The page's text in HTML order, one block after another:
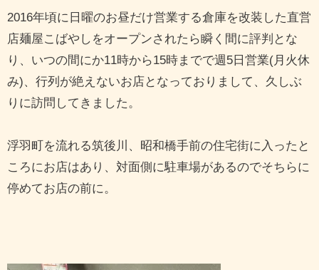
2016年頃に日曜のお昼だけ営業する倉庫を改装した直営
店麺屋こばやしをオープンされたら瞬く間に評判とな
り、いつの間にか11時から15時までで週5日営業(月火休
み)、行列が絶えないお店となっておりまして、久しぶ
りに訪問してきました。
浮羽町を流れる筑後川、昭和橋手前の住宅街に入ったと
ころにお店はあり、対面側に駐車場があるのでそちらに
停めてお店の前に。